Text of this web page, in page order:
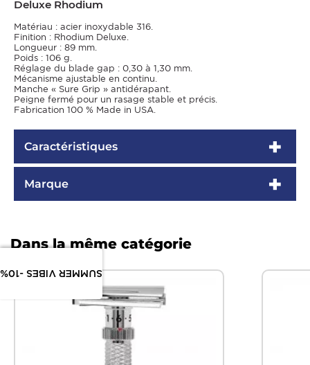
SUMMER VIBES -10%
Deluxe Rhodium
Matériau : acier inoxydable 316.
Finition : Rhodium Deluxe.
Longueur : 89 mm.
Poids : 106 g.
Réglage du blade gap : 0,30 à 1,30 mm.
Mécanisme ajustable en continu.
Manche « Sure Grip » antidérapant.
Peigne fermé pour un rasage stable et précis.
Fabrication 100 % Made in USA.
Caractéristiques
Marque
Dans la même catégorie